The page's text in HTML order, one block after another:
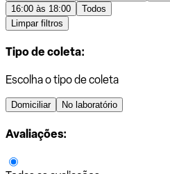
16:00 às 18:00
Todos
Limpar filtros
Tipo de coleta:
Escolha o tipo de coleta
Domiciliar No laboratório
Avaliações: